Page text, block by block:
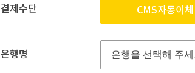
결제수단 CMS자동이체
은행명